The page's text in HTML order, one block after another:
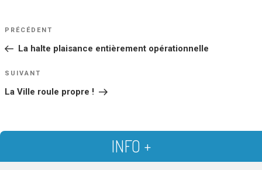
NAVIGATION
DE
Article
PRÉCÉDENT
La halte plaisance entièrement opérationnelle
Article
SUIVANT
La Ville roule propre !
INFO +